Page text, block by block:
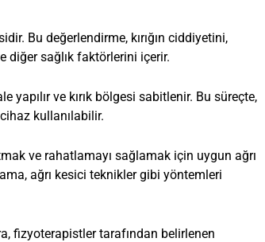
Bu değerlendirme, kırığın ciddiyetini,
diğer sağlık faktörlerini içerir.
yapılır ve kırık bölgesi sabitlenir. Bu süreçte,
kullanılabilir.
ve rahatlamayı sağlamak için uygun ağrı
ağrı kesici teknikler gibi yöntemleri
fizyoterapistler tarafından belirlenen